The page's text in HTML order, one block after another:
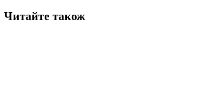
Читайте також